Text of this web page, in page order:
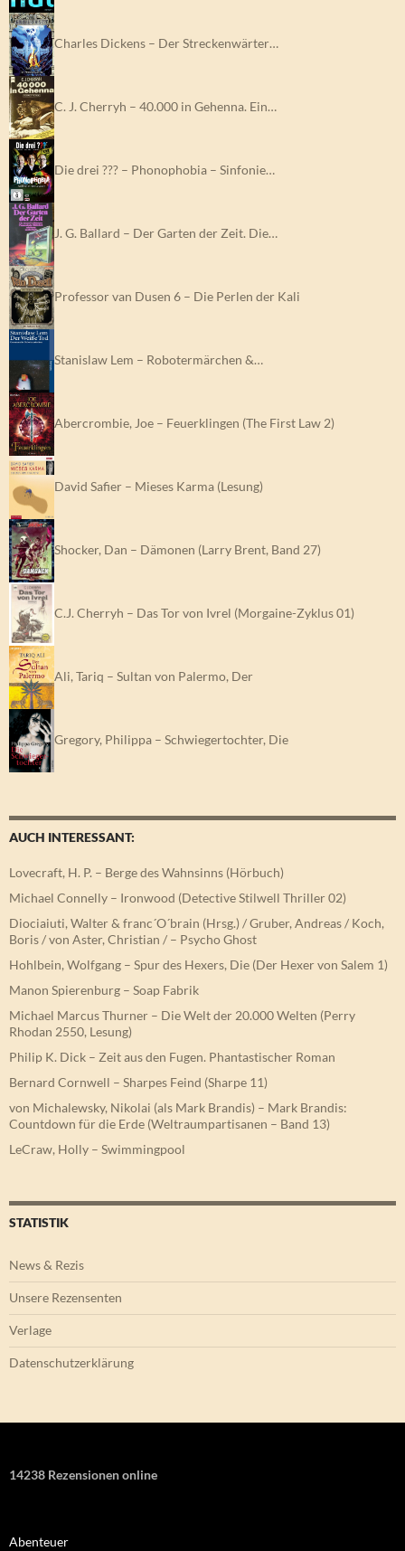
Charles Dickens – Der Streckenwärter…
C. J. Cherryh – 40.000 in Gehenna. Ein…
Die drei ??? – Phonophobia – Sinfonie…
J. G. Ballard – Der Garten der Zeit. Die…
Professor van Dusen 6 – Die Perlen der Kali
Stanislaw Lem – Robotermärchen &…
Abercrombie, Joe – Feuerklingen (The First Law 2)
David Safier – Mieses Karma (Lesung)
Shocker, Dan – Dämonen (Larry Brent, Band 27)
C.J. Cherryh – Das Tor von Ivrel (Morgaine-Zyklus 01)
Ali, Tariq – Sultan von Palermo, Der
Gregory, Philippa – Schwiegertochter, Die
AUCH INTERESSANT:
Lovecraft, H. P. – Berge des Wahnsinns (Hörbuch)
Michael Connelly – Ironwood (Detective Stilwell Thriller 02)
Diociaiuti, Walter & franc´O´brain (Hrsg.) / Gruber, Andreas / Koch,
Boris / von Aster, Christian / – Psycho Ghost
Hohlbein, Wolfgang – Spur des Hexers, Die (Der Hexer von Salem 1)
Manon Spierenburg – Soap Fabrik
Michael Marcus Thurner – Die Welt der 20.000 Welten (Perry
Rhodan 2550, Lesung)
Philip K. Dick – Zeit aus den Fugen. Phantastischer Roman
Bernard Cornwell – Sharpes Feind (Sharpe 11)
von Michalewsky, Nikolai (als Mark Brandis) – Mark Brandis:
Countdown für die Erde (Weltraumpartisanen – Band 13)
LeCraw, Holly – Swimmingpool
STATISTIK
News & Rezis
Unsere Rezensenten
Verlage
Datenschutzerklärung
14238 Rezensionen online
Abenteuer